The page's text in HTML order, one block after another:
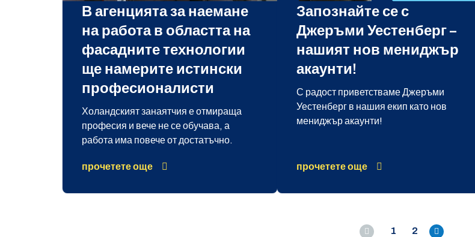
В агенцията за наемане
на работа в областта на
фасадните технологии
ще намерите истински
професионалисти
Холандският занаятчия е отмираща
професия и вече не се обучава, а
работа има повече от достатъчно.
прочетете още
Запознайте се с
Джеръми Уестенберг –
нашият нов мениджър
акаунти!
С радост приветстваме Джеръми
Уестенберг в нашия екип като нов
мениджър акаунти!
прочетете още
Предишен
1 2